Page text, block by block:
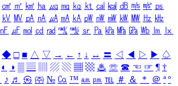
㎠ ㎡ ㎢ ㏊ ㎍ ㎎ ㎏ ㏏ ㎈ ㎉ ㏈ ㎧ ㎨ ㎰
㎸ ㎹ ㎀ ㎁ ㎂ ㎃ ㎄ ㎺ ㎻ ㎽ ㎾ ㎿ ㎐ ㎑
㎋ ㎌ ㏖ ㏅ ㎭ ㎮ ㎯ ㏛ ㎩ ㎪ ㎫ ㎬ ㏝ ㏐
㏓
◆ □ ■ △ ▽ → ← ↑ ↓ ↔ 〓 ◁ ◀ ▷ ▶ ♤
◐ ◑ ▒ ▤ ▨ ▧ ▦ ▩ ♨ ☏ ☎ ☜ ☞ ¶ †
♪ ♬ ㉿ ㈜ № ㏇ ™ ㏂ ㏘ ℡ ＃ ＆ ＊ ＠ ª º